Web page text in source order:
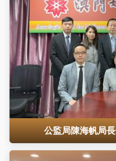
公監局陳海帆局